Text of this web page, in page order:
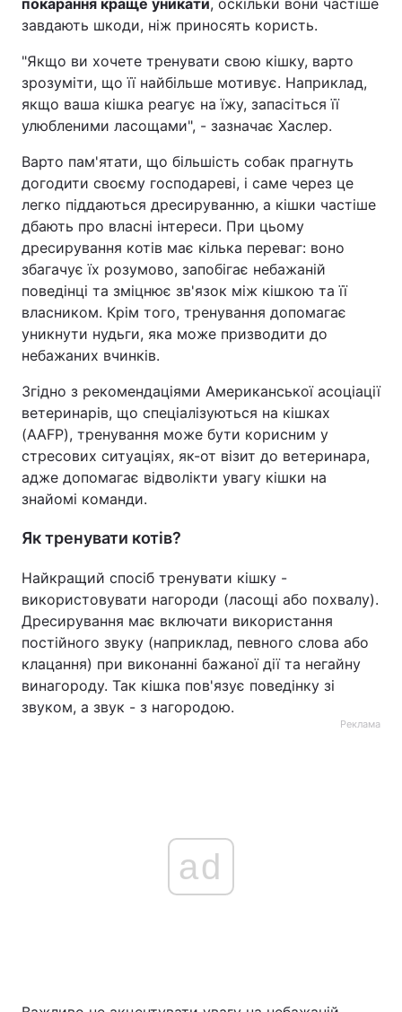
завдають шкоди, ніж приносять користь.
"Якщо ви хочете тренувати свою кішку, варто
зрозуміти, що її найбільше мотивує. Наприклад,
якщо ваша кішка реагує на їжу, запасіться її
улюбленими ласощами", - зазначає Хаслер.
Варто пам'ятати, що більшість собак прагнуть
догодити своєму господареві, і саме через це
легко піддаються дресируванню, а кішки частіше
дбають про власні інтереси. При цьому
дресирування котів має кілька переваг: воно
збагачує їх розумово, запобігає небажаній
поведінці та зміцнює зв'язок між кішкою та її
власником. Крім того, тренування допомагає
уникнути нудьги, яка може призводити до
небажаних вчинків.
Згідно з рекомендаціями Американської асоціації
ветеринарів, що спеціалізуються на кішках
(AAFP), тренування може бути корисним у
стресових ситуаціях, як-от візит до ветеринара,
адже допомагає відволікти увагу кішки на
знайомі команди.
Як тренувати котів?
Найкращий спосіб тренувати кішку -
використовувати нагороди (ласощі або похвалу).
Дресирування має включати використання
постійного звуку (наприклад, певного слова або
клацання) при виконанні бажаної дії та негайну
винагороду. Так кішка пов'язує поведінку зі
звуком, а звук - з нагородою.
Реклама
ad